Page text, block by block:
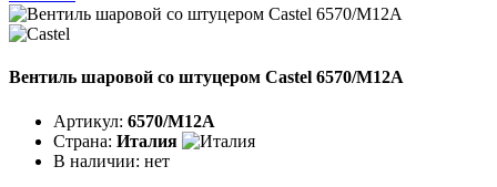
Вентиль шаровой со штуцером Castel 6570/M12A
Артикул: 6570/M12A
Страна: Италия
В наличии: нет